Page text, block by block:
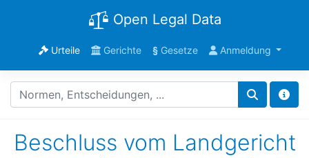
Open Legal Data
Urteile Gerichte §Gesetze Anmeldung
Beschluss vom Landgericht